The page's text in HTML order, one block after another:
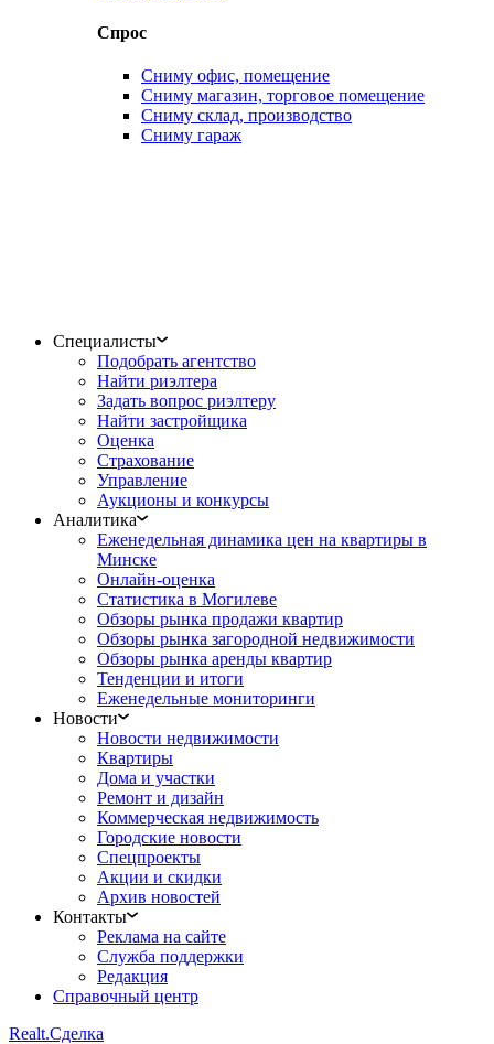
Спрос
Сниму офис, помещение
Сниму магазин, торговое помещение
Сниму склад, производство
Сниму гараж
Специалисты
Подобрать агентство
Найти риэлтера
Задать вопрос риэлтеру
Найти застройщика
Оценка
Страхование
Управление
Аукционы и конкурсы
Аналитика
Еженедельная динамика цен на квартиры в
Минске
Онлайн-оценка
Статистика в Могилеве
Обзоры рынка продажи квартир
Обзоры рынка загородной недвижимости
Обзоры рынка аренды квартир
Тенденции и итоги
Еженедельные мониторинги
Новости
Новости недвижимости
Квартиры
Дома и участки
Ремонт и дизайн
Коммерческая недвижимость
Городские новости
Спецпроекты
Акции и скидки
Архив новостей
Контакты
Реклама на сайте
Служба поддержки
Редакция
Справочный центр
Realt.Сделка